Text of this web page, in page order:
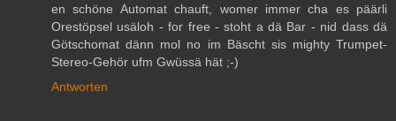
en schöne Automat chauft, womer immer cha es päärli
Orestöpsel usäloh - for free - stoht a dä Bar - nid dass dä
Götschomat dänn mol no im Bäscht sis mighty Trumpet-
Stereo-Gehör ufm Gwüssä hät ;-)
Antworten